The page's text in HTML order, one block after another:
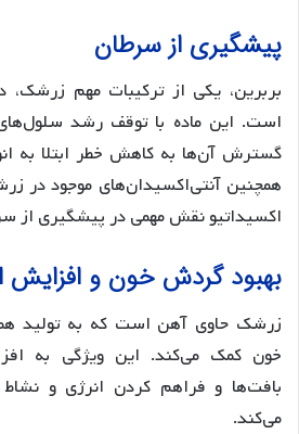
پیشگیری از سرطان
بربرین، یکی از ترکیبات مهم
است. این ماده با توقف رشد
گسترش آن‌ها به کاهش خطر ابتلا به
همچنین آنتی‌اکسیدان‌های موجود در
اکسیداتیو نقش مهمی در پیشگیری از
بهبود گردش خون و افزایش
زرشک حاوی آهن است که به تولید
خون کمک می‌کند. این ویژگی به
بافت‌ها و فراهم کردن انرژی و
می‌کند.